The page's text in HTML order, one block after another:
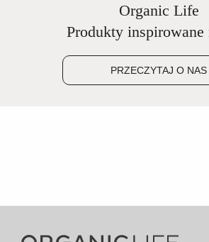
Organic Life
Produkty inspirowane
PRZECZYTAJ O NAS